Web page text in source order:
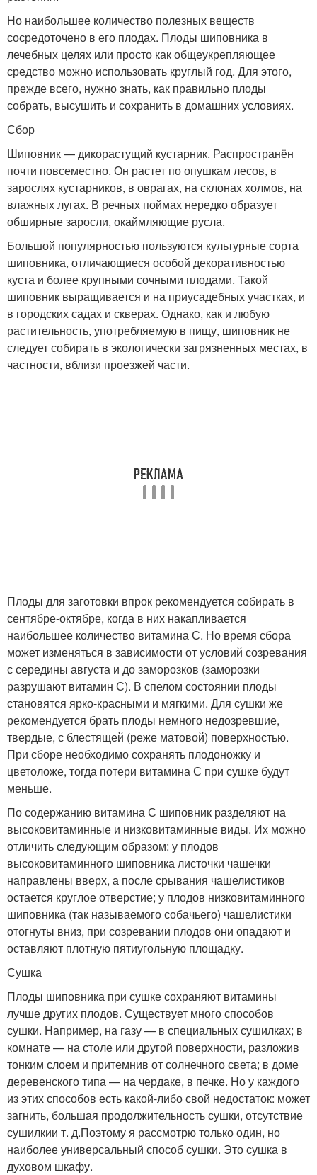
Но наибольшее количество полезных веществ
сосредоточено в его плодах. Плоды шиповника в
лечебных целях или просто как общеукрепляющее
средство можно использовать круглый год. Для этого,
прежде всего, нужно знать, как правильно плоды
собрать, высушить и сохранить в домашних условиях.
Сбор
Шиповник — дикорастущий кустарник. Распространён
почти повсеместно. Он растет по опушкам лесов, в
зарослях кустарников, в оврагах, на склонах холмов, на
влажных лугах. В речных поймах нередко образует
обширные заросли, окаймляющие русла.
Большой популярностью пользуются культурные сорта
шиповника, отличающиеся особой декоративностью
куста и более крупными сочными плодами. Такой
шиповник выращивается и на приусадебных участках, и
в городских садах и скверах. Однако, как и любую
растительность, употребляемую в пищу, шиповник не
следует собирать в экологически загрязненных местах, в
частности, вблизи проезжей части.
Плоды для заготовки впрок рекомендуется собирать в
сентябре-октябре, когда в них накапливается
наибольшее количество витамина С. Но время сбора
может изменяться в зависимости от условий созревания
с середины августа и до заморозков (заморозки
разрушают витамин С). В спелом состоянии плоды
становятся ярко-красными и мягкими. Для сушки же
рекомендуется брать плоды немного недозревшие,
твердые, с блестящей (реже матовой) поверхностью.
При сборе необходимо сохранять плодоножку и
цветоложе, тогда потери витамина С при сушке будут
меньше.
По содержанию витамина С шиповник разделяют на
высоковитаминные и низковитаминные виды. Их можно
отличить следующим образом: у плодов
высоковитаминного шиповника листочки чашечки
направлены вверх, а после срывания чашелистиков
остается круглое отверстие; у плодов низковитаминного
шиповника (так называемого собачьего) чашелистики
отогнуты вниз, при созревании плодов они опадают и
оставляют плотную пятиугольную площадку.
Сушка
Плоды шиповника при сушке сохраняют витамины
лучше других плодов. Существует много способов
сушки. Например, на газу — в специальных сушилках; в
комнате — на столе или другой поверхности, разложив
тонким слоем и притемнив от солнечного света; в доме
деревенского типа — на чердаке, в печке. Но у каждого
из этих способов есть какой-либо свой недостаток: может
загнить, большая продолжительность сушки, отсутствие
сушилкии т. д.Поэтому я рассмотрю только один, но
наиболее универсальный способ сушки. Это сушка в
духовом шкафу.